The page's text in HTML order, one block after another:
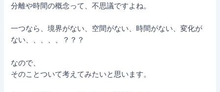
分離や時間の概念って、不思議ですよね。
一つなら、境界がない、空間がない、時間がない、変化が
ない、、、、、？？？
なので、
そのことついて考えてみたいと思います。